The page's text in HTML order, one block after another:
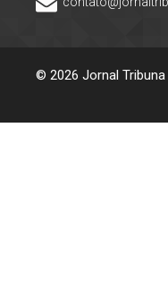
© 2026 Jornal